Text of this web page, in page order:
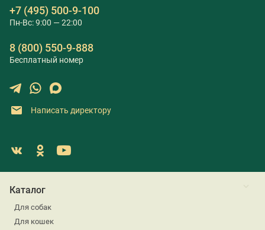
+7 (495) 500-9-100
Пн-Вс: 9:00 — 22:00
8 (800) 550-9-888
Бесплатный номер
Написать директору
Каталог
Для собак
Для кошек